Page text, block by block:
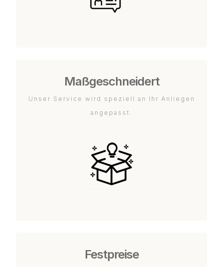
Maßgeschneidert
Unser Service wird speziell an Ihr Anliegen
angepasst.
Festpreise